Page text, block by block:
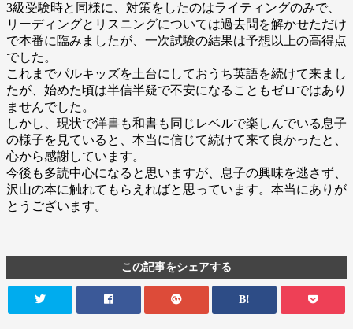
3級受験時と同様に、対策をしたのはライティングのみで、
リーディングとリスニングについては過去問を解かせただけ
で本番に臨みましたが、一次試験の結果は予想以上の高得点
でした。
これまでパルキッズを土台にしておうち英語を続けて来まし
たが、始めた頃は半信半疑で不安になることもゼロではあり
ませんでした。
しかし、現状で洋書も和書も同じレベルで楽しんでいる息子
の様子を見ていると、本当に信じて続けて来て良かったと、
心から感謝しています。
今後も多読中心になると思いますが、息子の興味を逃さず、
沢山の本に触れてもらえればと思っています。本当にありが
とうございます。
この記事をシェアする
B!